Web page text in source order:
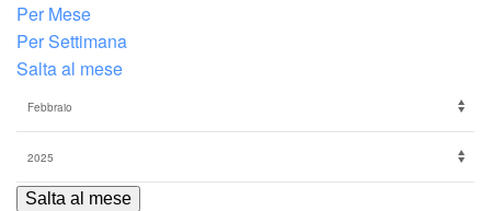
Per Mese
Per Settimana
Salta al mese
Salta al mese